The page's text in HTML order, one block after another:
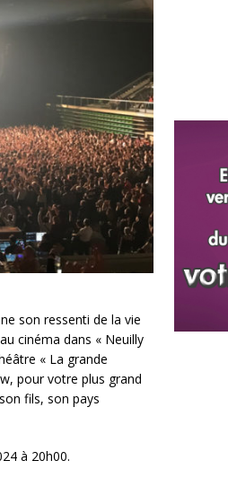
son ressenti de la vie
cinéma dans « Neuilly
« La grande
pour votre plus grand
fils, son pays
à 20h00.